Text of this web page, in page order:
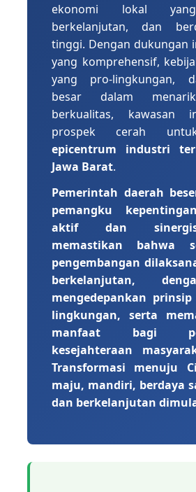
ekonomi lokal
berkelanjutan, dan
tinggi. Dengan dukungan
yang komprehensif,
yang pro-lingkungan,
besar dalam
berkualitas, kawasan
prospek cerah
epicentrum industri
Jawa Barat.
Pemerintah daerah
pemangku
aktif dan
memastikan bahwa
pengembangan
berkelanjutan,
mengedepankan
lingkungan, serta
manfaat bagi
kesejahteraan
Transformasi menuju
maju, mandiri, berdaya
dan berkelanjutan